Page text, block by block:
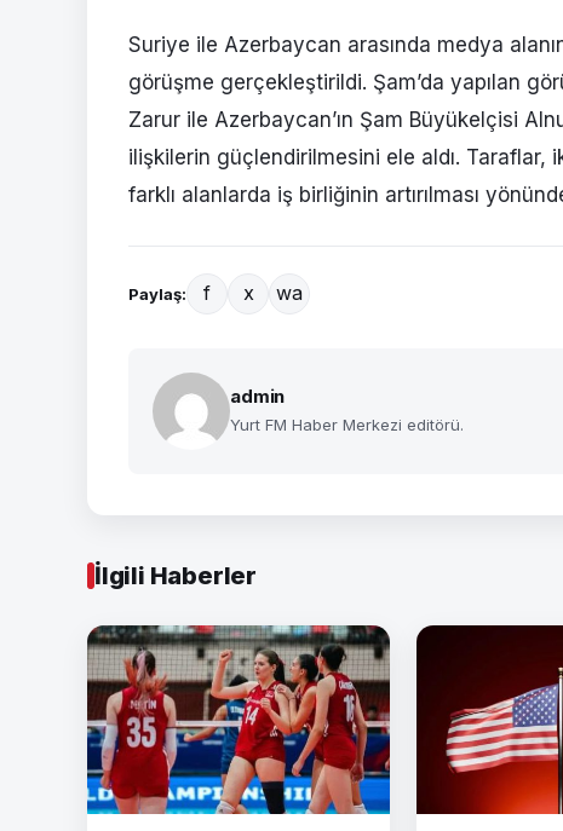
Suriye ile Azerbaycan arasında medya
görüşme gerçekleştirildi. Şam’da yapılan
Zarur ile Azerbaycan’ın Şam Büyükelçisi
ilişkilerin güçlendirilmesini ele aldı. Taraflar,
farklı alanlarda iş birliğinin artırılması
Paylaş: f x wa
admin
Yurt FM Haber Merkezi editörü.
İlgili Haberler